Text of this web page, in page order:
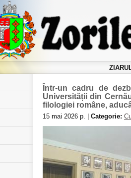
Într-un cadru de
Universității din
filologiei române,
15 mai 2026 р. | Categorie: